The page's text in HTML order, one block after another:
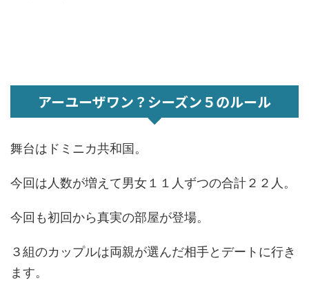
アーユーザワン？シーズン５のルール
舞台はドミニカ共和国。
今回は人数が増えて男女１１人ずつの合計２２人。
今回も初回から真実の部屋が登場。
３組のカップルは両親が選んだ相手とデートに行き
ます。